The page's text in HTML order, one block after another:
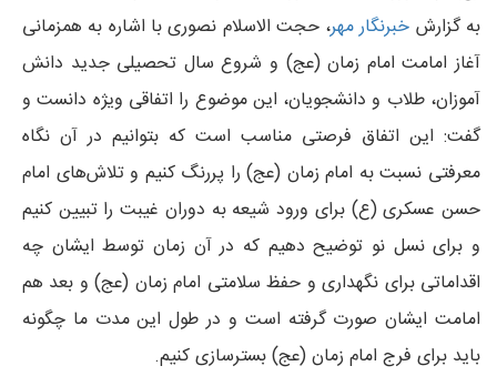
به گزارش خبرنگار مهر، حجت الاسلام نصوری با اشاره به همزمانی
آغاز امامت امام زمان (عج) و شروع سال تحصیلی جدید دانش
آموزان، طلاب و دانشجویان، این موضوع را اتفاقی ویژه دانست و
گفت: این اتفاق فرصتی مناسب است که بتوانیم در آن نگاه
معرفتی نسبت به امام زمان (عج) را پررنگ کنیم و تلاش‌های امام
حسن عسکری (ع) برای ورود شیعه به دوران غیبت را تبیین کنیم
و برای نسل نو توضیح دهیم که در آن زمان توسط ایشان چه
اقداماتی برای نگهداری و حفظ سلامتی امام زمان (عج) و بعد هم
امامت ایشان صورت گرفته است و در طول این مدت ما چگونه
باید برای فرج امام زمان (عج) بسترسازی کنیم.